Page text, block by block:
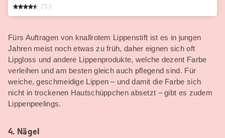
253
Fürs Auftragen von knallrotem Lippenstift ist es in jungen
Jahren meist noch etwas zu früh, daher eignen sich oft
Lipgloss und andere Lippenprodukte, welche dezent Farbe
verleihen und am besten gleich auch pflegend sind. Für
weiche, geschmeidige Lippen – und damit die Farbe sich
nicht in trockenen Hautschüppchen absetzt – gibt es zudem
Lippenpeelings.
4. Nägel